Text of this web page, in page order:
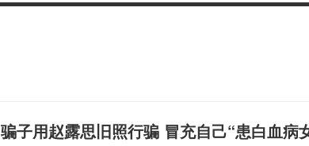
骗子用赵露思旧照行骗 冒充自己“患白血病